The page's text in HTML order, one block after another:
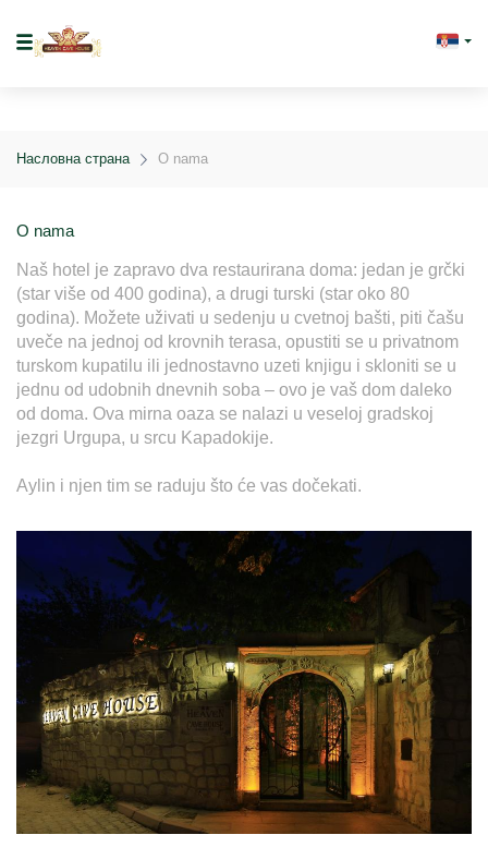
Насловна страна O nama
O nama
Naš hotel je zapravo dva restaurirana doma: jedan je grčki
(star više od 400 godina), a drugi turski (star oko 80
godina). Možete uživati u sedenju u cvetnoj bašti, piti čašu
uveče na jednoj od krovnih terasa, opustiti se u privatnom
turskom kupatilu ili jednostavno uzeti knjigu i skloniti se u
jednu od udobnih dnevnih soba – ovo je vaš dom daleko
od doma. Ova mirna oaza se nalazi u veseloj gradskoj
jezgri Urgupa, u srcu Kapadokije.
Aylin i njen tim se raduju što će vas dočekati.